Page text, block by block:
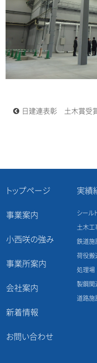
稿
ン
日建連表彰 土木賞受
トップページ
事業案内
小西咲の強み
事業所案内
会社案内
新着情報
お問い合わせ
実績
シール
土木工
鉄道施
荷役搬
処理場
製鋼関
道路施